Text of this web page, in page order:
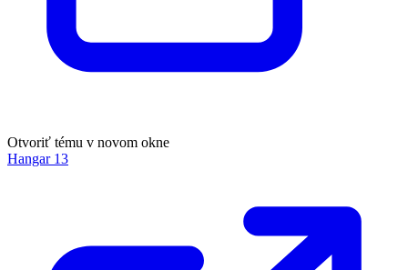
Otvoriť tému v novom okne
Hangar 13